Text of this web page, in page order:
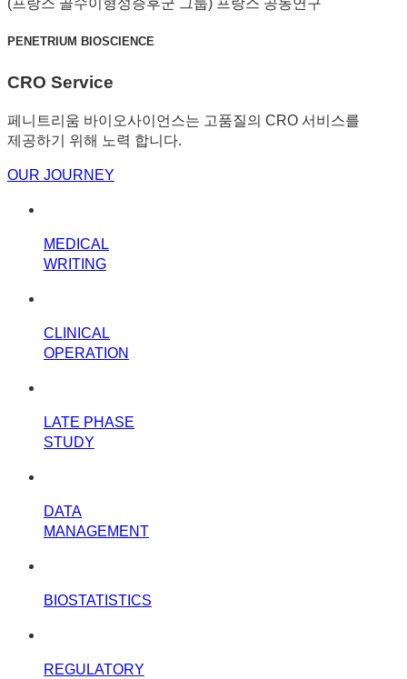
(프랑스 골수이형성증후군 그룹) 프랑스 공동연구
PENETRIUM BIOSCIENCE
CRO Service
페니트리움 바이오사이언스는 고품질의 CRO 서비스를
제공하기 위해 노력 합니다.
OUR JOURNEY
MEDICAL
WRITING
CLINICAL
OPERATION
LATE PHASE
STUDY
DATA
MANAGEMENT
BIOSTATISTICS
REGULATORY